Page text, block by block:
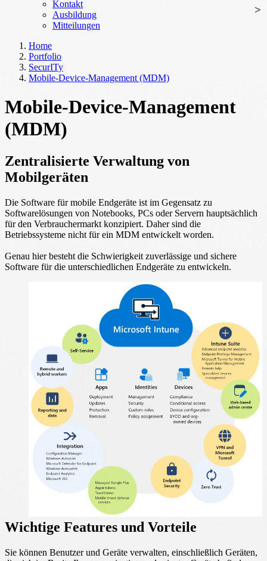
Kontakt
Ausbildung
Mitteilungen
Home
Portfolio
SecurITy
Mobile-Device-Management (MDM)
Mobile-Device-Management
(MDM)
Zentralisierte Verwaltung von
Mobilgeräten
Die Software für mobile Endgeräte ist im Gegensatz zu
Softwarelösungen von Notebooks, PCs oder Servern hauptsächlich
für den Verbrauchermarkt konzipiert. Daher sind die
Betriebssysteme nicht für ein MDM entwickelt worden.
Genau hier besteht die Schwierigkeit zuverlässige und sichere
Software für die unterschiedlichen Endgeräte zu entwickeln.
Wichtige Features und Vorteile
Sie können Benutzer und Geräte verwalten, einschließlich Geräten,